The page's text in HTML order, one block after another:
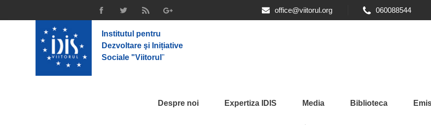
office@viitorul.org 060088544
Institutul pentru
Dezvoltare şi Inițiative
Sociale "Viitorul "
Despre noi Expertiza IDIS Media Biblioteca